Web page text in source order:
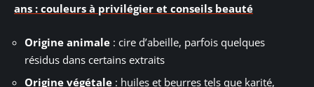
ans : couleurs à privilégier et conseils beauté
Origine animale : cire d’abeille, parfois quelques
résidus dans certains extraits
Origine végétale : huiles et beurres tels que karité,